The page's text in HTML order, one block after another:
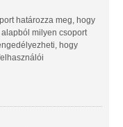
határozza meg, hogy
milyen csoport
hogy